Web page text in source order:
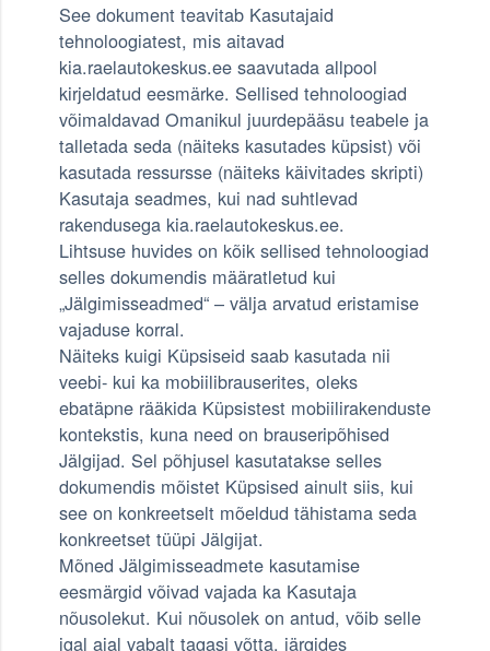
See dokument teavitab Kasutajaid
tehnoloogiatest, mis aitavad
kia.raelautokeskus.ee saavutada allpool
kirjeldatud eesmärke. Sellised tehnoloogiad
võimaldavad Omanikul juurdepääsu teabele ja
talletada seda (näiteks kasutades küpsist) või
kasutada ressursse (näiteks käivitades skripti)
Kasutaja seadmes, kui nad suhtlevad
rakendusega kia.raelautokeskus.ee.
Lihtsuse huvides on kõik sellised tehnoloogiad
selles dokumendis määratletud kui
„Jälgimisseadmed“ – välja arvatud eristamise
vajaduse korral.
Näiteks kuigi Küpsiseid saab kasutada nii
veebi- kui ka mobiilibrauserites, oleks
ebatäpne rääkida Küpsistest mobiilirakenduste
kontekstis, kuna need on brauseripõhised
Jälgijad. Sel põhjusel kasutatakse selles
dokumendis mõistet Küpsised ainult siis, kui
see on konkreetselt mõeldud tähistama seda
konkreetset tüüpi Jälgijat.
Mõned Jälgimisseadmete kasutamise
eesmärgid võivad vajada ka Kasutaja
nõusolekut. Kui nõusolek on antud, võib selle
igal ajal vabalt tagasi võtta, järgides